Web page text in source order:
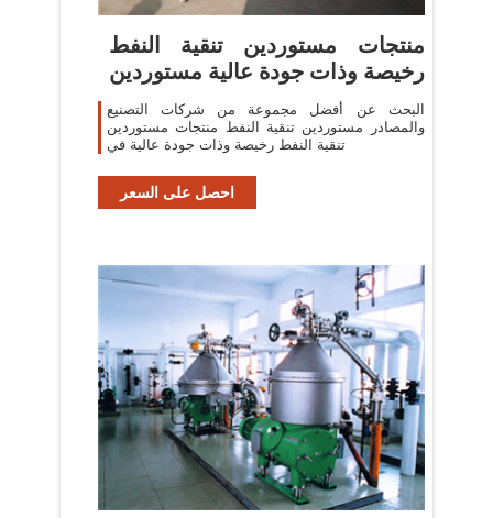
منتجات مستوردين تنقية النفط
رخيصة وذات جودة عالية مستوردين
البحث عن أفضل مجموعة من شركات التصنيع
والمصادر مستوردين تنقية النفط منتجات مستوردين
تنقية النفط رخيصة وذات جودة عالية في
احصل على السعر